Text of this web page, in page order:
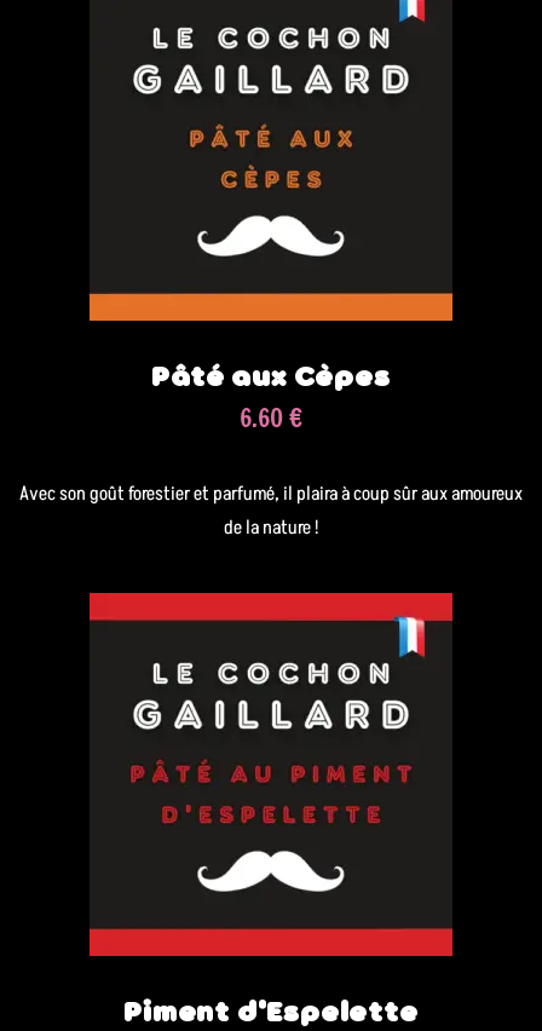
Pâté aux Cèpes
6.60 €
Avec son goût forestier et parfumé, il plaira à coup sûr aux amoureux
de la nature !
Piment d'Espelette